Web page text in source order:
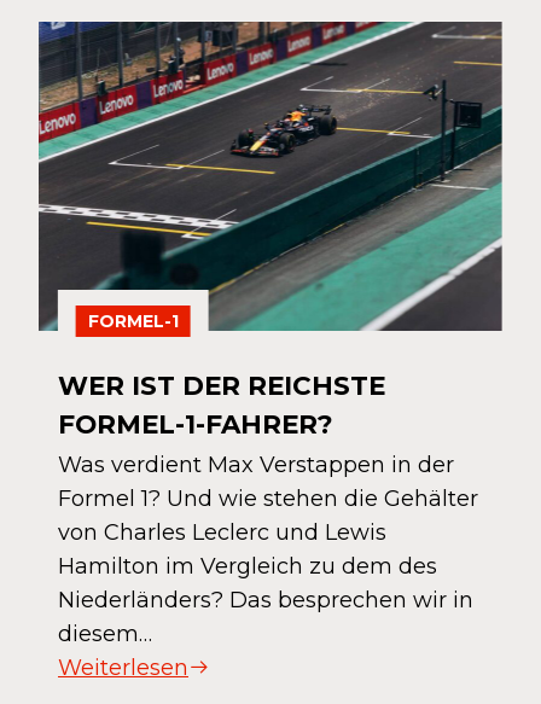
FORMEL-1
WER IST DER REICHSTE
FORMEL-1-FAHRER?
Was verdient Max Verstappen in der
Formel 1? Und wie stehen die Gehälter
von Charles Leclerc und Lewis
Hamilton im Vergleich zu dem des
Niederländers? Das besprechen wir in
diesem…
Weiterlesen